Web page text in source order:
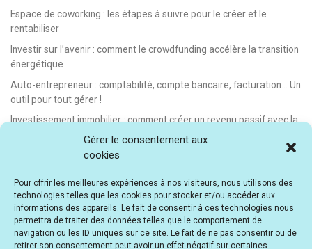
Gérer le consentement aux
cookies
Pour offrir les meilleures expériences à nos visiteurs, nous utilisons des
technologies telles que les cookies pour stocker et/ou accéder aux
informations des appareils. Le fait de consentir à ces technologies nous
permettra de traiter des données telles que le comportement de
navigation ou les ID uniques sur ce site. Le fait de ne pas consentir ou de
retirer son consentement peut avoir un effet négatif sur certaines
Espace de coworking : les étapes à suivre pour le créer et le
rentabiliser
Investir sur l’avenir : comment le crowdfunding accélère la transition
énergétique
Auto-entrepreneur : comptabilité, compte bancaire, facturation… Un
outil pour tout gérer !
Investissement immobilier : comment créer un revenu passif avec la
location saisonnière
E-learning : les meilleurs LMS gratuits et payants pour créer et
Idée de business en ligne automatisé : vendre des formations en e-
learning
E-learning : comment créer et vendre des cours en ligne facilement
[avec Teachizy]